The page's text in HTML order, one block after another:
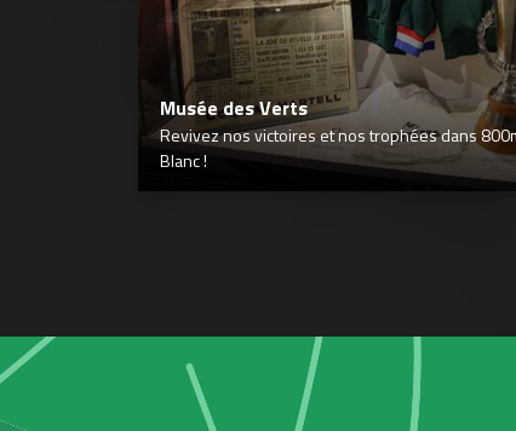
Musée des Verts
Revivez nos victoires et nos trophées dans
Blanc !